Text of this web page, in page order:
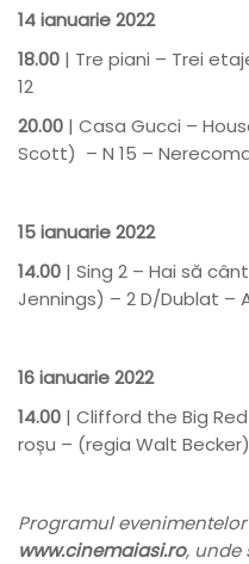
14 ianuarie 2022
18.00 | Tre piani – Trei
12
20.00 | Casa Gucci –
Scott) – N 15 –
15 ianuarie 2022
14.00 | Sing 2 – Hai să
Jennings) – 2 D/Dublat –
16 ianuarie 2022
14.00 | Clifford the Big
roșu – (regia Walt
Programul
www.cinemaiasi.ro, unde